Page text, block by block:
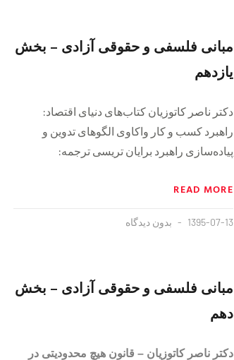
مبانی فلسفی و حقوقی آزادی – بخش
یازدهم
دکتر ناصر کاتوزیان کتاب‌های دنیای اقتصاد:
راهبرد کسب و کار واکاوی الگوهای تدوین و
پیاده‌سازی راهبرد برایان تریسی ترجمه:
READ MORE
1395-07-13 بدون دیدگاه
مبانی فلسفی و حقوقی آزادی – بخش
دهم
دکتر ناصر کاتوزیان – قانون هیچ محدودیتی در